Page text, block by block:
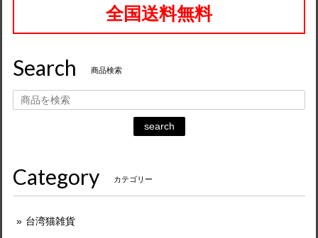
全国送料無料
Search 商品検索
search
Category カテゴリー
台湾猫雑貨